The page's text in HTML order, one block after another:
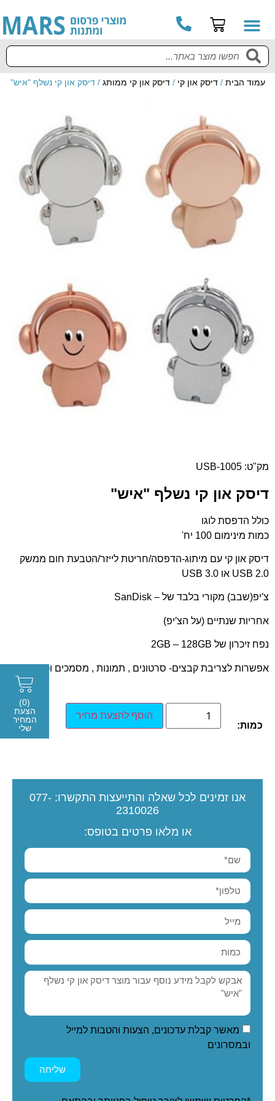
עמוד הבית /דיסק און קי /דיסק און קי ממותג / דיסק און קי נשלף "איש"
מק"ט: USB-1005
דיסק און קי נשלף "איש"
כולל הדפסת לוגו
כמות מינימום 100 יח'
דיסק און קי עם מיתוג-הדפסה/חריטת לייזר/הטבעת חום ממשק
USB 2.0 או USB 3.0
צ′יפ(שבב) מקורי בלבד של – SanDisk
אחריות שנתיים (על הצ′יפ)
נפח זיכרון של 2GB – 128GB
אפשרות לצריבת קבצים- סרטונים , תמונות , מסמכים וכו'
כמות:
הוסף להצעת מחיר
אנו זמינים לכל שאלה והתייעצות התקשרו: 077-
2310026
או מלאו פרטים בטופס:
מאשר קבלת עדכונים, הצעות והטבות למייל
ובמסרונים
שליחה
(0)
הצעת
המחיר
שלי